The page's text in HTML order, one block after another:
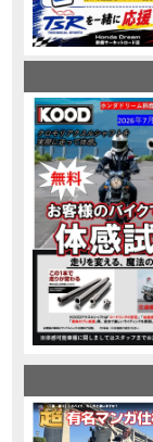
NEW BIKE NEW
MOVIE Honda
【新車中
MOVIE 【県下最大
NEW BIKE 「
NEW BIKE 大型プレ
NEW BIKE クルー
NEW BIKE 「
NEW BIKE 「
NEW BIKE 「モン
NEW BIKE 「ス
EVENT 【イベ
「
NEW BIKE 「